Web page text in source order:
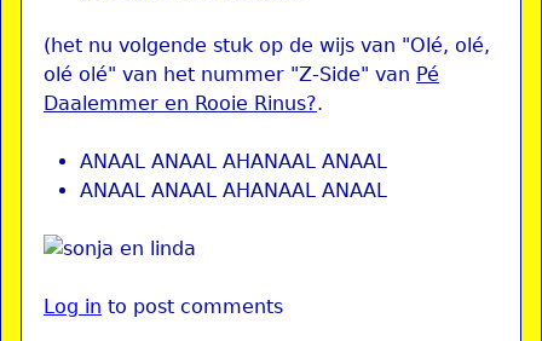
(het nu volgende stuk op de wijs van "Olé, olé,
olé olé" van het nummer "Z-Side" van Pé
Daalemmer en Rooie Rinus?.
ANAAL ANAAL AHANAAL ANAAL
ANAAL ANAAL AHANAAL ANAAL
Log in to post comments